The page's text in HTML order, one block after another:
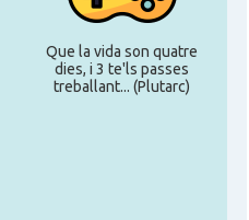
Que la vida son quatre
dies, i 3 te'ls passes
treballant... (Plutarc)